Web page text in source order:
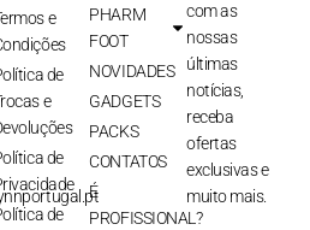
e
de
e
de
de
PHARM
FOOT
NOVIDADES
GADGETS
PACKS
CONTATOS
É
PROFISSIONAL?
com as
nossas
últimas
notícias,
receba
ofertas
exclusivas e
muito mais.